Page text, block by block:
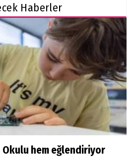
Haberler
Okulu hem eğlendiriyor